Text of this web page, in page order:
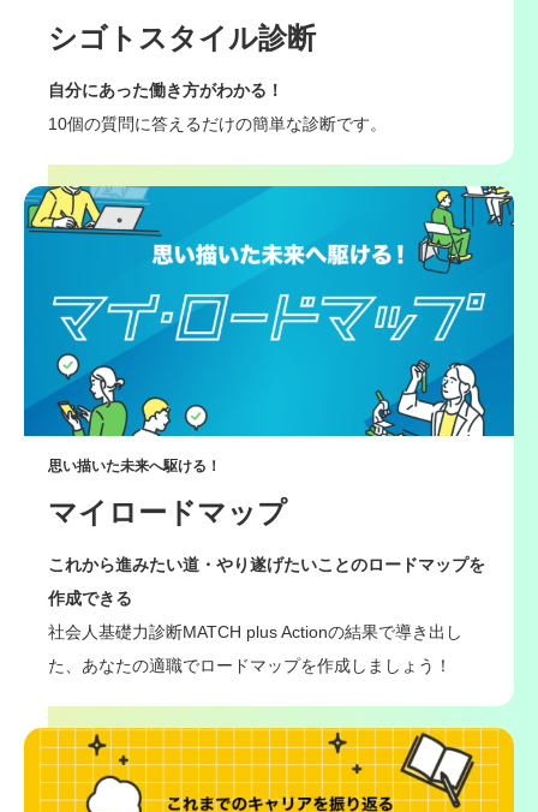
シゴトスタイル診断
自分にあった働き方がわかる！
10個の質問に答えるだけの簡単な診断です。
思い描いた未来へ駆ける！
マイロードマップ
これから進みたい道・やり遂げたいことのロードマップを
作成できる
社会人基礎力診断MATCH plus Actionの結果で導き出し
た、あなたの適職でロードマップを作成しましょう！